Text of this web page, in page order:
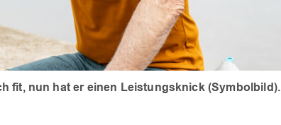
fit, nun hat er einen Leistungsknick (Symbolbild).